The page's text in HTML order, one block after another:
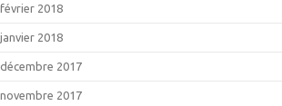
février 2018
janvier 2018
décembre 2017
novembre 2017